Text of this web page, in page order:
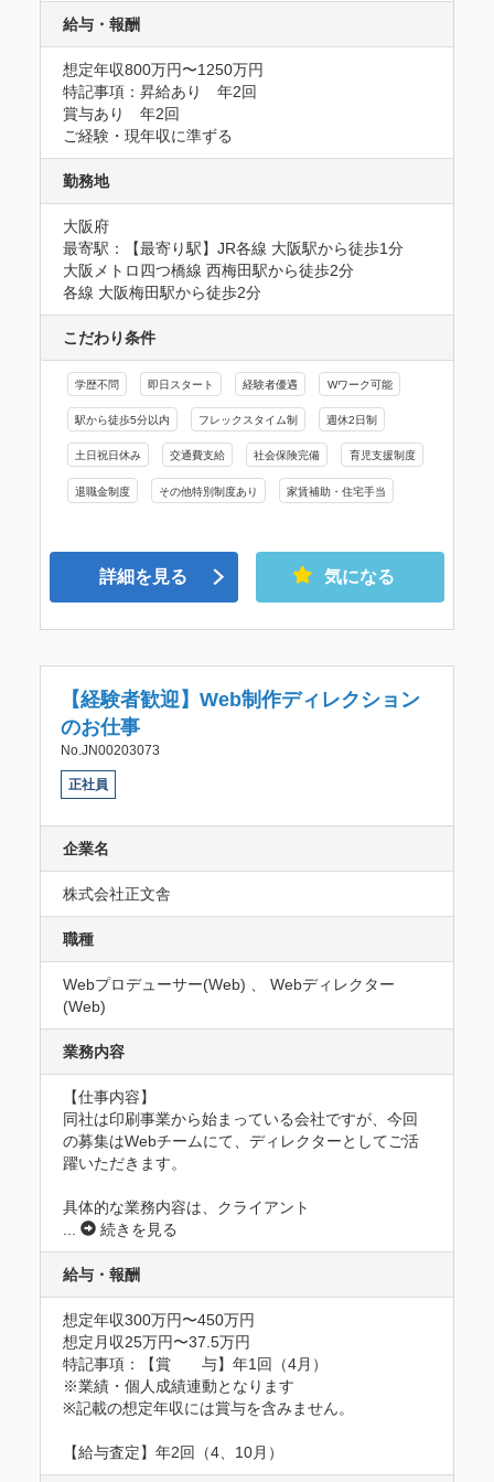
給与・報酬
想定年収800万円〜1250万円
特記事項：昇給あり　年2回
賞与あり　年2回
ご経験・現年収に準ずる
勤務地
大阪府
最寄駅：【最寄り駅】JR各線 大阪駅から徒歩1分
大阪メトロ四つ橋線 西梅田駅から徒歩2分
各線 大阪梅田駅から徒歩2分
こだわり条件
学歴不問 即日スタート 経験者優遇 Wワーク可能
駅から徒歩5分以内 フレックスタイム制 週休2日制
土日祝日休み 交通費支給 社会保険完備 育児支援制度
退職金制度 その他特別制度あり 家賃補助・住宅手当
詳細を見る 気になる
【経験者歓迎】Web制作ディレクション
のお仕事
No.JN00203073
正社員
企業名
株式会社正文舎
職種
Webプロデューサー(Web) 、 Webディレクター
(Web)
業務内容
【仕事内容】
同社は印刷事業から始まっている会社ですが、今回
の募集はWebチームにて、ディレクターとしてご活
躍いただきます。
具体的な業務内容は、クライアント
続きを見る
給与・報酬
想定年収300万円〜450万円
想定月収25万円〜37.5万円
特記事項：【賞　　与】年1回（4月）
※業績・個人成績連動となります
※記載の想定年収には賞与を含みません。
【給与査定】年2回（4、10月）